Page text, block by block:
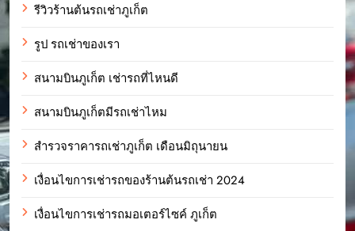
รีวิวร้านต้นรถเช่าภูเก็ต
รูป รถเช่าของเรา
สนามบินภูเก็ต เช่ารถที่ไหนดี
สนามบินภูเก็ตมีรถเช่าไหม
สำรวจราคารถเช่าภูเก็ต เดือนมิถุนายน
เงื่อนไขการเช่ารถของร้านต้นรถเช่า 2024
เงื่อนไขการเช่ารถมอเตอร์ไซค์ ภูเก็ต